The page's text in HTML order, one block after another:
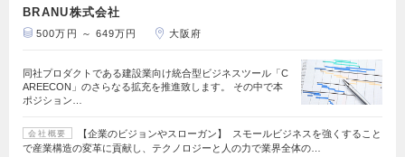
BRANU株式会社
500万円 ～ 649万円 大阪府
同社プロダクトである建設業向け統合型ビジネスツール「C
AREECON」のさらなる拡充を推進致します。 その中で本
ポジション…
会社概要
【企業のビジョンやスローガン】 スモールビジネスを強くすること
で産業構造の変革に貢献し、テクノロジーと人の力で業界全体の…